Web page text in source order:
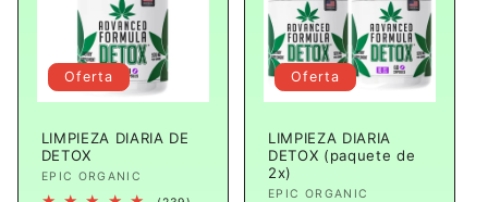
Oferta
LIMPIEZA DIARIA DE
DETOX
Proveedor:
EPIC ORGANIC
Oferta
LIMPIEZA DIARIA
DETOX (paquete de
2x)
Proveedor:
EPIC ORGANIC